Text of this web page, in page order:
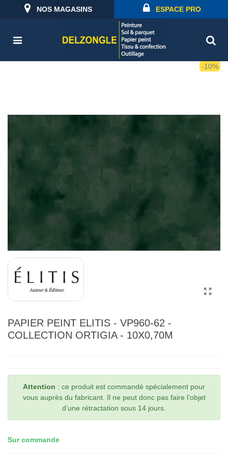
NOS MAGASINS ESPACE PRO
-10%
PAPIER PEINT ELITIS - VP960-62 -
COLLECTION ORTIGIA - 10X0,70M
Attention : ce produit est commandé spécialement pour
vous auprès du fabricant. Il ne peut donc pas faire l’objet
d’une rétractation sous 14 jours.
Sur commande